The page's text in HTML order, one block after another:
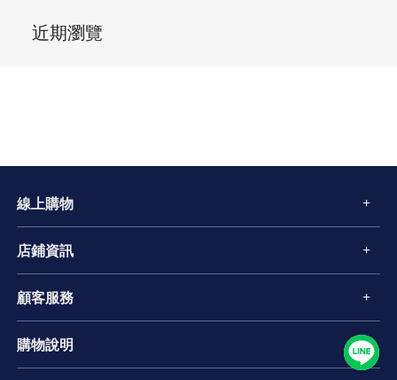
近期瀏覽
線上購物
店鋪資訊
顧客服務
購物說明